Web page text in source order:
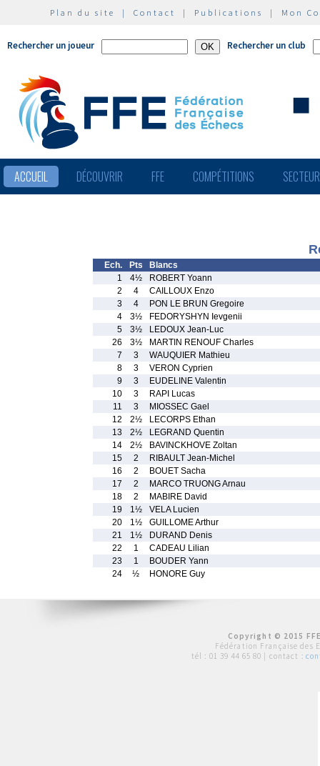
Plan du site | Contact | Publications | Mon
Rechercher un joueur Rechercher un club
ACCUEIL DÉCOUVRIR FFE COMPÉTITIONS
Ech. Pts
Blancs
1
4½
ROBERT Yoann
2
4
CAILLOUX Enzo
3
4
PON LE BRUN Gregoire
4
3½
FEDORYSHYN Ievgenii
5
3½
LEDOUX Jean-Luc
26
3½
MARTIN RENOUF Charles
7
3
WAUQUIER Mathieu
8
3
VERON Cyprien
9
3
EUDELINE Valentin
10
3
RAPI Lucas
11
3
MIOSSEC Gael
12
2½
LECORPS Ethan
13
2½
LEGRAND Quentin
14
2½
BAVINCKHOVE Zoltan
15
2
RIBAULT Jean-Michel
16
2
BOUET Sacha
17
2
MARCO TRUONG Arnau
18
2
MABIRE David
19
1½
VELA Lucien
20
1½
GUILLOME Arthur
21
1½
DURAND Denis
22
1
CADEAU Lilian
23
1
BOUDER Yann
24
½ HONORE Guy
Copyright © 2015
Fédération Française des
tél : 01 39 44 65 80 | contact :